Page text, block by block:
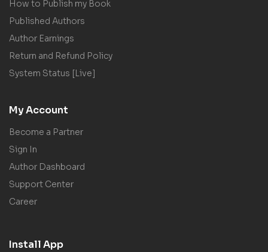
How to Publish my Book
Published Authors
Author Earnings
Return and Refund Policy
System Status [Live]
My Account
Become a Partner
Sign In
Author Dashboard
Support Center
Career
Install App